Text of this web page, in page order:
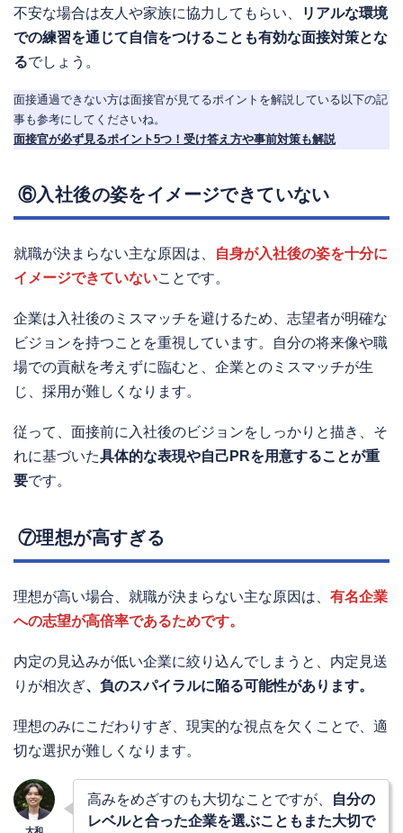
不安な場合は友人や家族に協力してもらい、
リアルな環境
での練習を通じて自信をつけることも有効な面接対策とな
るでしょう。
面接通過できない方は面接官が見てるポイントを解説している以下の記
事も参考にしてくださいね。
面接官が必ず見るポイント5つ！受け答え方や事前対策も解説
⑥入社後の姿をイメージできていない
就職が決まらない主な原因は、
自身が入社後の姿を十分に
イメージできていないことです。
企業は入社後のミスマッチを避けるため、志望者が明確な
ビジョンを持つことを重視しています。自分の将来像や職
場での貢献を考えずに臨むと、企業とのミスマッチが生
じ、採用が難しくなります。
従って、面接前に入社後のビジョンをしっかりと描き、そ
れに基づいた具体的な表現や自己PRを用意することが重
要です。
⑦理想が高すぎる
理想が高い場合、就職が決まらない主な原因は、 有名企業
への志望が高倍率であるためです。
内定の見込みが低い企業に絞り込んでしまうと、内定見送
りが相次ぎ、負のスパイラルに陥る可能性があります。
理想のみにこだわりすぎ、現実的な視点を欠くことで、適
切な選択が難しくなります。
高みをめざすのも大切なことですが、
自分の
レベルと合った企業を選ぶこともまた大切で